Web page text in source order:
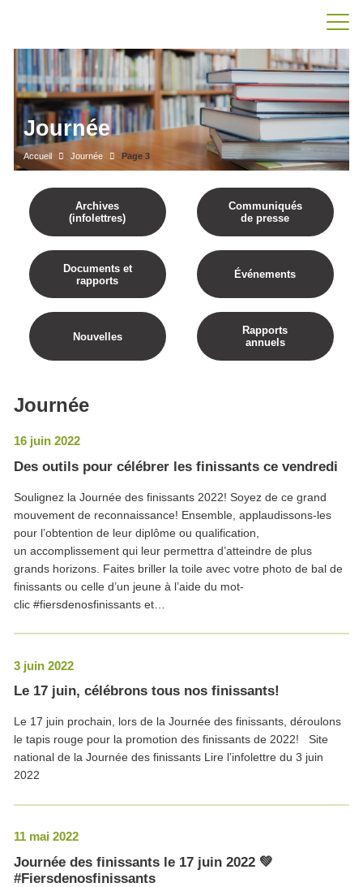
Journée
Accueil Journée Page 3
Archives
(infolettres)
Communiqués
de presse
Documents et
rapports
Événements
Nouvelles
Rapports
annuels
Journée
16 juin 2022
Des outils pour célébrer les finissants ce vendredi
Soulignez la Journée des finissants 2022! Soyez de ce grand
mouvement de reconnaissance! Ensemble, applaudissons-les
pour l’obtention de leur diplôme ou qualification,
un accomplissement qui leur permettra d’atteindre de plus
grands horizons. Faites briller la toile avec votre photo de bal de
finissants ou celle d’un jeune à l’aide du mot-
clic #fiersdenosfinissants et…
3 juin 2022
Le 17 juin, célébrons tous nos finissants!
Le 17 juin prochain, lors de la Journée des finissants, déroulons
le tapis rouge pour la promotion des finissants de 2022! Site
national de la Journée des finissants Lire l’infolettre du 3 juin
2022
11 mai 2022
Journée des finissants le 17 juin 2022 💚
#Fiersdenosfinissants